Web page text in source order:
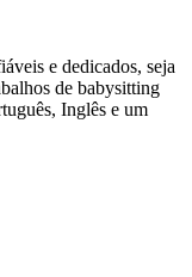
e dedicados, seja
de babysitting
Inglês e um